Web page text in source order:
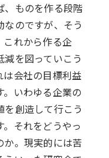
、ものを作る段階
のですが、そう
これから作る企
を図っていこう
は会社の目標利益
いわゆる企業の
創造して行こう
それをどうやっ
か。現実的には苦